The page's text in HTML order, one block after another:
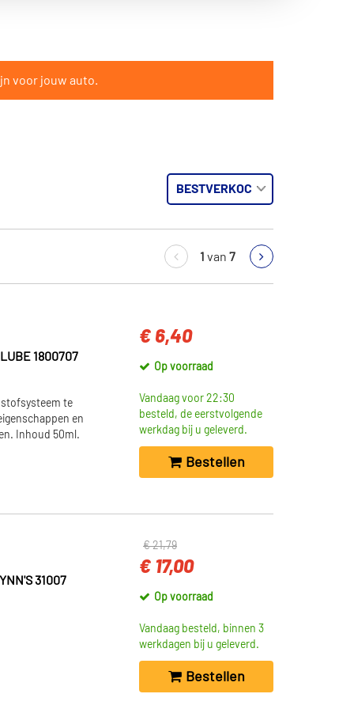
voor jouw auto.
1 van 7
1800707
te
en
Inhoud 50ml.
€ 6,40
Op voorraad
Vandaag voor 22:30
besteld, de eerstvolgende
werkdag bij u geleverd.
Bestellen
31007
€ 21,79
€ 17,00
Op voorraad
Vandaag besteld, binnen 3
werkdagen bij u geleverd.
Bestellen